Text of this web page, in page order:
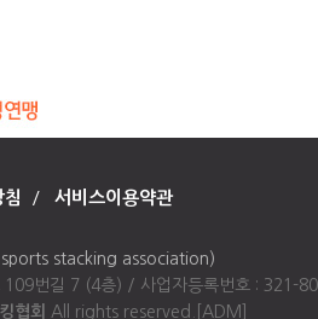
/ 서비스이용약관
sports stacking association)
109번길 7 (4층) / 사업자등록번호 :
협회 All rights reserved. [ADM]